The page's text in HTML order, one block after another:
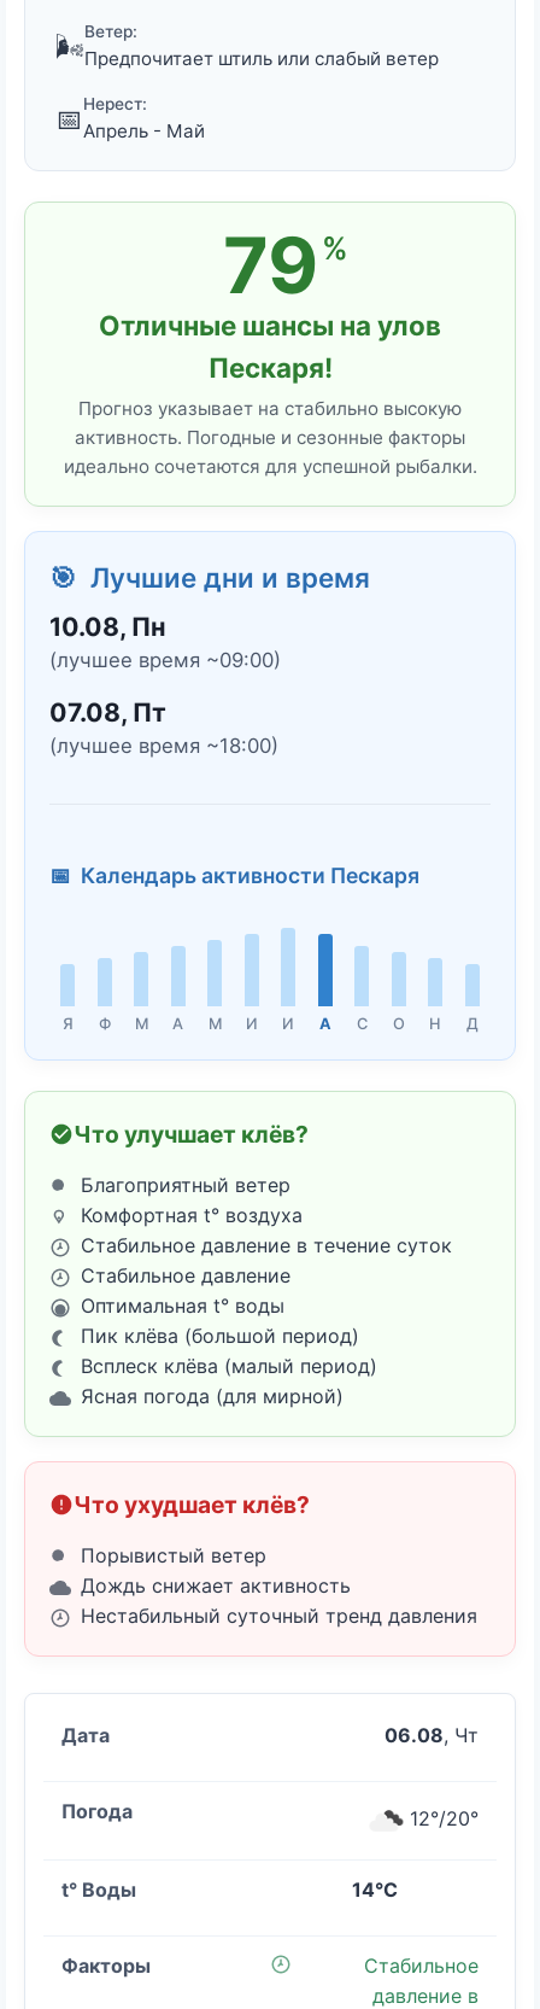
🌬️Ветер:
Предпочитает штиль или слабый ветер
📅 Нерест:
Апрель - Май
79 %
Отличные шансы на улов
Пескаря!
Прогноз указывает на стабильно высокую
активность. Погодные и сезонные факторы
идеально сочетаются для успешной рыбалки.
🎯 Лучшие дни и время
10.08, Пн
(лучшее время ~09:00)
07.08, Пт
(лучшее время ~18:00)
📅 Календарь активности Пескаря
Я Ф М А М И И А С О Н Д
Что улучшает клёв?
Благоприятный ветер
Комфортная t° воздуха
Стабильное давление в течение суток
Стабильное давление
Оптимальная t° воды
Пик клёва (большой период)
Всплеск клёва (малый период)
Ясная погода (для мирной)
Что ухудшает клёв?
Порывистый ветер
Дождь снижает активность
Нестабильный суточный тренд давления
06.08, Чт
12°/20°
14°C
Стабильное
давление в